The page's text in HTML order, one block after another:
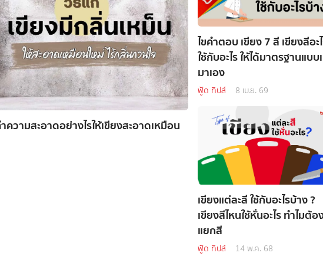
วามสะอาดอย่างไรให้เขียงสะอาดเหมือน
ไขคำตอบ เขียง 7 สี เขียงสีอะ
ใช้กับอะไร ให้ได้มาตรฐานแบบ
มาเอง
ฟู้ด ทิปส์ 8 เม.ย. 69
เขียงแต่ละสี ใช้กับอะไรบ้าง ?
เขียงสีไหนใช้หั่นอะไร ทำไมต้อ
แยกสี
ฟู้ด ทิปส์ 14 พ.ค. 68